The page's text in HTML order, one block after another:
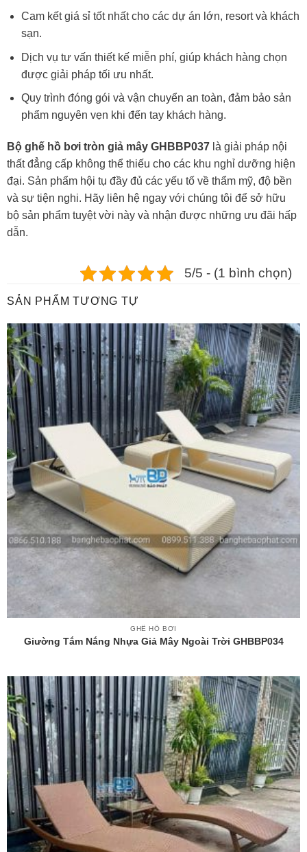
Cam kết giá sỉ tốt nhất cho các dự án lớn, resort và khách
sạn.
Dịch vụ tư vấn thiết kế miễn phí, giúp khách hàng chọn
được giải pháp tối ưu nhất.
Quy trình đóng gói và vận chuyển an toàn, đảm bảo sản
phẩm nguyên vẹn khi đến tay khách hàng.
Bộ ghế hồ bơi tròn giả mây GHBBP037 là giải pháp nội
thất đẳng cấp không thể thiếu cho các khu nghỉ dưỡng hiện
đại. Sản phẩm hội tụ đầy đủ các yếu tố về thẩm mỹ, độ bền
và sự tiện nghi. Hãy liên hệ ngay với chúng tôi để sở hữu
bộ sản phẩm tuyệt vời này và nhận được những ưu đãi hấp
dẫn.
5/5 - (1 bình chọn)
SẢN PHẨM TƯƠNG TỰ
GHẾ HỒ BƠI
Giường Tắm Nắng Nhựa Giả Mây Ngoài Trời GHBBP034